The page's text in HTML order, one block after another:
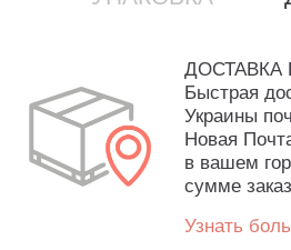
ДОСТАВКА
Быстрая
Украины
Новая
в вашем
сумме
Узнать